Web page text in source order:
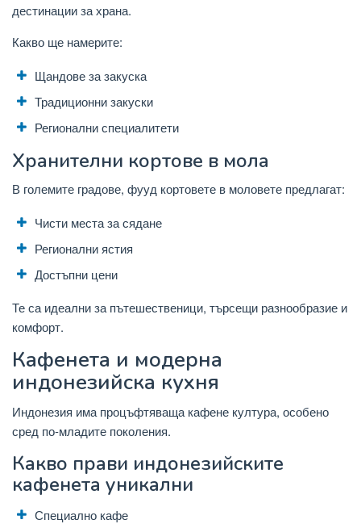
дестинации за храна.
Какво ще намерите:
Щандове за закуска
Традиционни закуски
Регионални специалитети
Хранителни кортове в мола
В големите градове, фууд кортовете в моловете предлагат:
Чисти места за сядане
Регионални ястия
Достъпни цени
Те са идеални за пътешественици, търсещи разнообразие и
комфорт.
Кафенета и модерна
индонезийска кухня
Индонезия има процъфтяваща кафене култура, особено
сред по-младите поколения.
Какво прави индонезийските
кафенета уникални
Специално кафе